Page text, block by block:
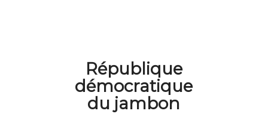
République
démocratique
du jambon